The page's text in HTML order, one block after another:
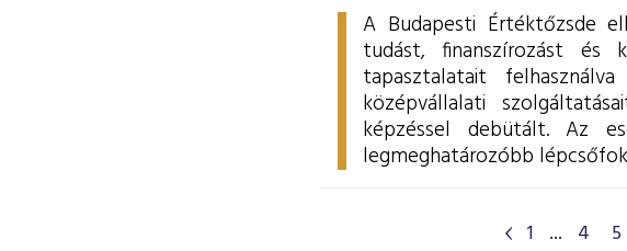
A Budapesti Értéktőzsde
tudást, finanszírozást és
tapasztalatait
középvállalati
képzéssel debütált. Az
legmeghatározóbb
1 ... 4 5